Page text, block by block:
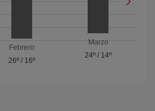
Febrero
26º/ 16º
Marzo
24º / 14º